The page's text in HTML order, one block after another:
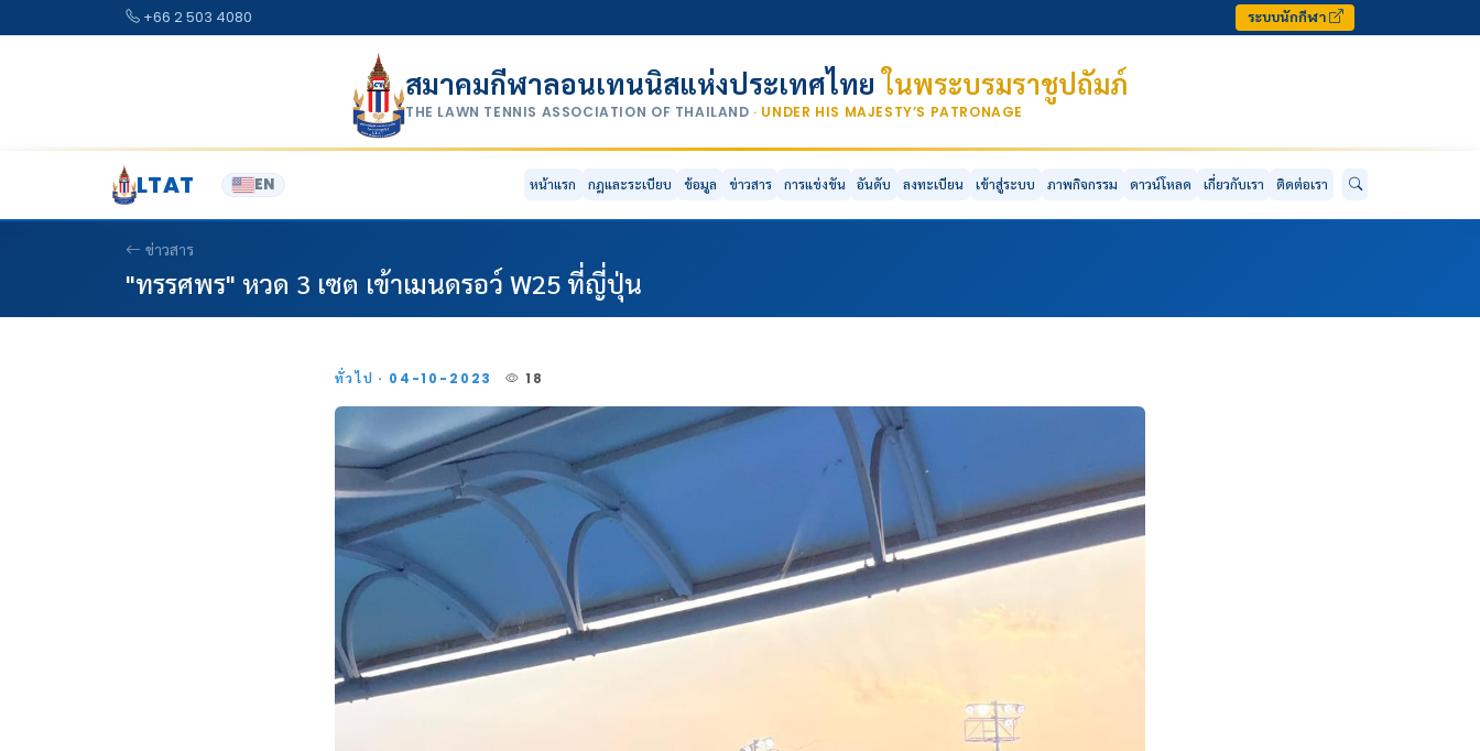
+66 2 503 4080 ระบบนักกีฬา
สมาคมกีฬาลอนเทนนิสแห่งประเทศไทยในพระบรมราชูปถัมภ์
THE LAWN TENNIS ASSOCIATION OF THAILAND · UNDER HIS MAJESTY’S PATRONAGE
LTAT EN หน้าแรก กฎและระเบียบ ข้อมูล ข่าวสาร การแข่งขัน อันดับ ลงทะเบียน เข้าสู่ระบบ ภาพกิจกรรม ดาวน์โหลด เกี่ยวกับเรา ติดต่อเรา
ข่าวสาร
"ทรรศพร" หวด 3 เซต เข้าเมนดรอว์ W25 ที่ญี่ปุ่น
ทั่วไป · 04-10-2023 18